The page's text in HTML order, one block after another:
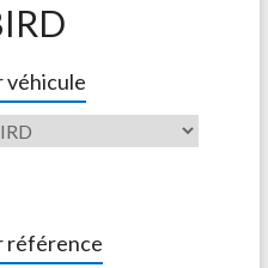
véhicule
référence